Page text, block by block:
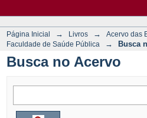
Página Inicial → Livros → Acervo das
Faculdade de Saúde Pública
→ Busca
Busca no Acervo